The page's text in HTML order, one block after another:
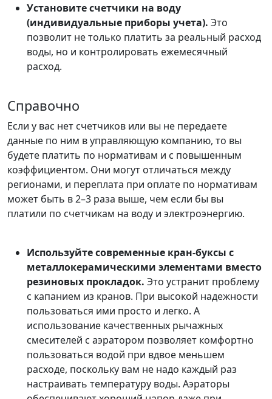
Установите счетчики на воду
(индивидуальные приборы учета). Это
позволит не только платить за реальный расход
воды, но и контролировать ежемесячный
расход.
Справочно
Если у вас нет счетчиков или вы не передаете
данные по ним в управляющую компанию, то вы
будете платить по нормативам и с повышенным
коэффициентом. Они могут отличаться между
регионами, и переплата при оплате по нормативам
может быть в 2–3 раза выше, чем если бы вы
платили по счетчикам на воду и электроэнергию.
Используйте современные кран-буксы с
металлокерамическими элементами вместо
резиновых прокладок. Это устранит проблему
с капанием из кранов. При высокой надежности
пользоваться ими просто и легко. А
использование качественных рычажных
смесителей с аэратором позволяет комфортно
пользоваться водой при вдвое меньшем
расходе, поскольку вам не надо каждый раз
настраивать температуру воды. Аэраторы